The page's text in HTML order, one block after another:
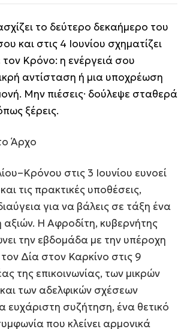
το δεύτερο δεκαήμερο του
και στις 4 Ιουνίου σχηματίζει
τον Κρόνο: η ενέργειά σου
αντίσταση ή μια υποχρέωση
Μην πιέσεις· δούλεψε σταθερά
ξέρεις.
Άρχο
στις 3 Ιουνίου ευνοεί
τις πρακτικές υποθέσεις,
για να βάλεις σε τάξη ένα
Η Αφροδίτη, κυβερνήτης
την εβδομάδα με την υπέροχη
Δία στον Καρκίνο στις 9
της επικοινωνίας, των μικρών
των αδελφικών σχέσεων
ευχάριστη συζήτηση, ένα θετικό
που κλείνει αρμονικά